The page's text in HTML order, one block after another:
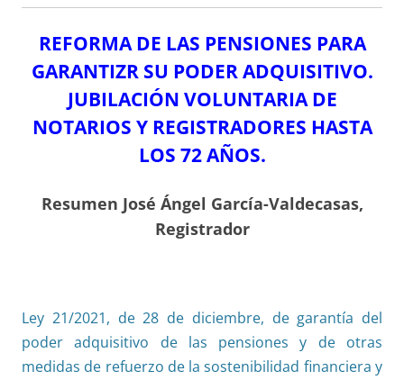
REFORMA DE LAS PENSIONES PARA
GARANTIZR SU PODER ADQUISITIVO.
JUBILACIÓN VOLUNTARIA DE
NOTARIOS Y REGISTRADORES HASTA
LOS 72 AÑOS.
Resumen José Ángel García-Valdecasas,
Registrador
Ley 21/2021, de 28 de diciembre, de garantía del
poder adquisitivo de las pensiones y de otras
medidas de refuerzo de la sostenibilidad financiera y